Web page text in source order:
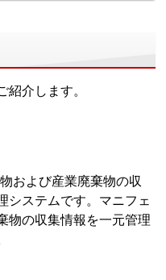
紹介します。
および産業廃棄物の収
システムです。マニフェ
物の収集情報を一元管理